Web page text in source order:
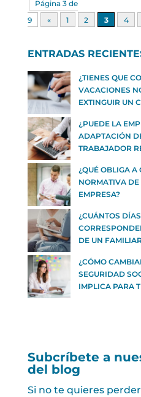
Página 3 de
9
« 1 2 3 4
ENTRADAS
¿TIENES QUE
VACACIONES
EXTINGUIR UN
¿PUEDE LA
ADAPTACIÓN
TRABAJADOR
¿QUÉ OBLIGA A
NORMATIVA
EMPRESA?
¿CUÁNTOS
DE UN
¿CÓMO
SEGURIDAD
IMPLICA PARA
Subcríbete a
del blog
Si no te quieres